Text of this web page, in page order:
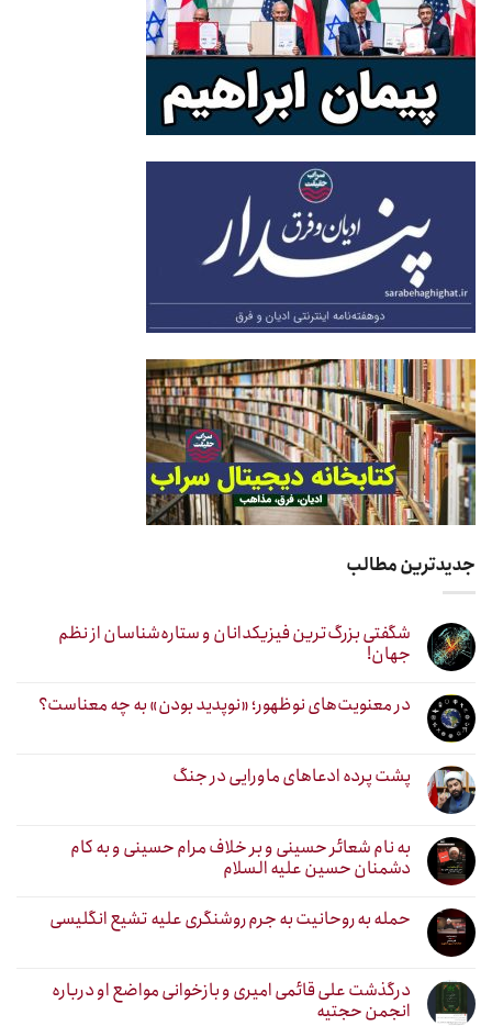
جدیدترین مطالب
شگفتی بزرگ‌ترین فیزیکدانان و ستاره‌شناسان از نظم
جهان!
در معنویت‌های نوظهور؛ «نوپدید بودن» به چه معناست؟
پشت پرده ادعاهای ماورایی در جنگ
به نام شعائر حسینی و بر خلاف مرام حسینی و به کام
دشمنان حسین علیه السلام
حمله به روحانیت به جرم روشنگری علیه تشیع انگلیسی
درگذشت علی قائمی امیری و بازخوانی مواضع او درباره
انجمن حجتیه